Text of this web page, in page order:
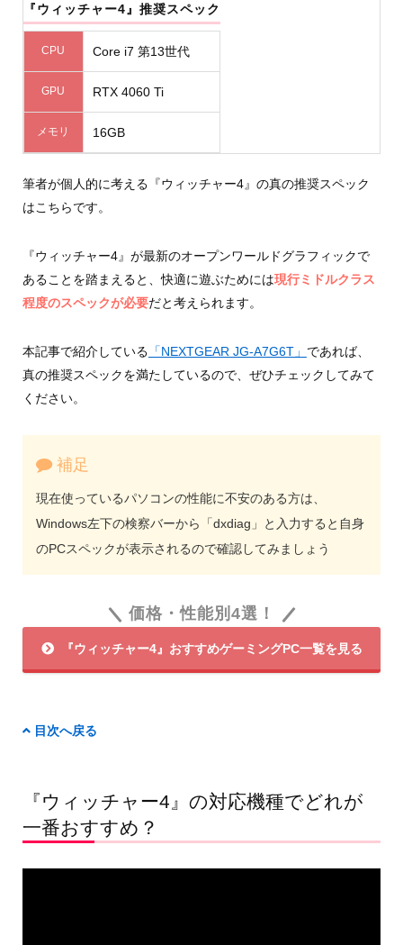
『ウィッチャー4』推奨スペック
CPU Core i7 第13世代
GPU RTX 4060 Ti
メモリ 16GB
筆者が個人的に考える『ウィッチャー4』の真の推奨スペック
はこちらです。
『ウィッチャー4』が最新のオープンワールドグラフィックで
あることを踏まえると、快適に遊ぶためには現行ミドルクラス
程度のスペックが必要だと考えられます。
本記事で紹介している 「NEXTGEAR JG-A7G6T」 であれば、
真の推奨スペックを満たしているので、ぜひチェックしてみて
ください。
補足
現在使っているパソコンの性能に不安のある方は、
Windows左下の検察バーから「dxdiag」と入力すると自身
のPCスペックが表示されるので確認してみましょう
価格・性能別4選！
『ウィッチャー4』おすすめゲーミングPC一覧を見る
目次へ戻る
『ウィッチャー4』の対応機種でどれが
一番おすすめ？